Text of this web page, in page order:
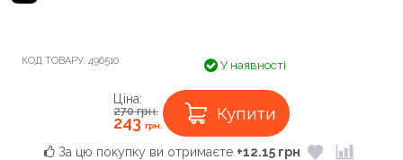
КОД ТОВАРУ: 496510 У наявності
Ціна:
270грн.
243грн.
Купити
За цю покупку ви отримаєте +12.15 грн